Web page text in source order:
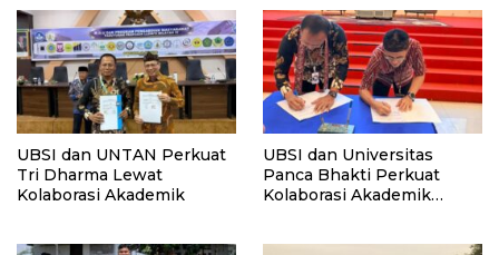
UBSI dan UNTAN Perkuat
Tri Dharma Lewat
Kolaborasi Akademik
UBSI dan Universitas
Panca Bhakti Perkuat
Kolaborasi Akademik